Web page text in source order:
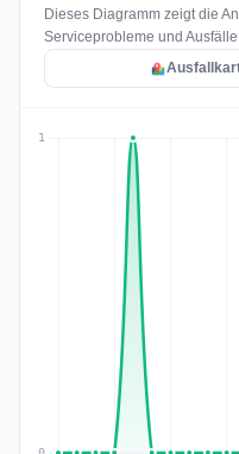
Dieses Diagramm zeigt die
Serviceprobleme und